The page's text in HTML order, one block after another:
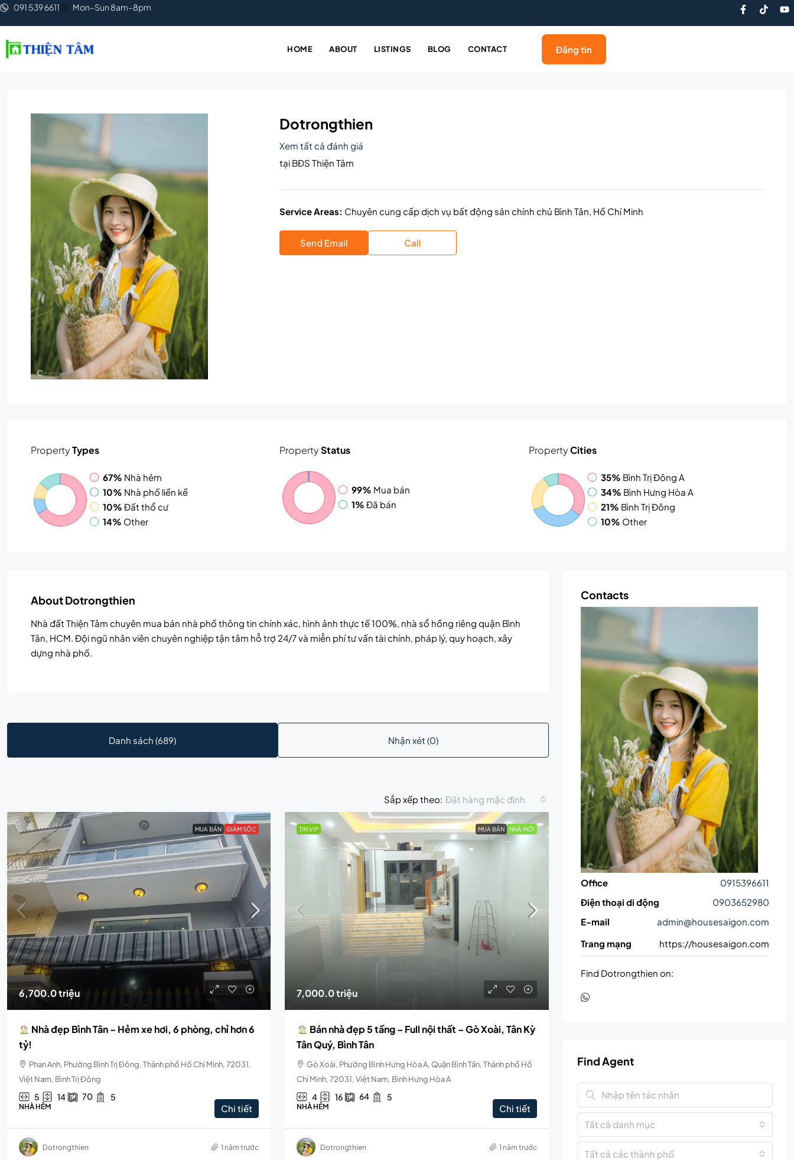
091 539 6611 Mon–Sun 8am–8pm
HOME ABOUT LISTINGS BLOG CONTACT Đăng tin
Dotrongthien
Xem tất cả đánh giá
tại BĐS Thiện Tâm
Service Areas: Chuyên cung cấp dịch vụ bất động sản chính chủ Bình Tân, Hồ Chí Minh
Send Email Call
PropertyTypes
67% Nhà hẻm
10% Nhà phố liền kề
10% Đất thổ cư
14% Other
PropertyStatus
99% Mua bán
1% Đã bán
PropertyCities
35% Bình Trị Đông A
34% Bình Hưng Hòa A
21% Bình Trị Đông
10% Other
About Dotrongthien
Nhà đất Thiện Tâm chuyên mua bán nhà phố thông tin chính xác, hình ảnh thực tế 100%, nhà sổ hồng riêng quận Bình
Tân, HCM. Đội ngũ nhân viên chuyên nghiệp tận tâm hỗ trợ 24/7 và miễn phí tư vấn tài chính, pháp lý, quy hoạch, xây
dựng nhà phố.
Danh sách (689) Nhận xét (0)
Sắp xếp theo: Đặt hàng mặc định
MUA BÁN GIẢM SỐC
6,700.0 triệu
Nhà đẹp Bình Tân – Hẻm xe hơi, 6 phòng, chỉ hơn 6
tỷ!
Phan Anh, Phường Bình Trị Đông, Thành phố Hồ Chí Minh, 72031,
Việt Nam, Bình Trị Đông
5 14 70 5
NHÀ HẺM Chi tiết
Dotrongthien 1 năm trước
TIN VIP MUA BÁN NHÀ MỚI
7,000.0 triệu
Bán nhà đẹp 5 tầng – Full nội thất – Gò Xoài, Tân Kỳ
Tân Quý, Bình Tân
Gò Xoài, Phường Bình Hưng Hòa A, Quận Bình Tân, Thành phố Hồ
Chí Minh, 72031, Việt Nam, Bình Hưng Hòa A
4 16 64 5
NHÀ HẺM Chi tiết
Dotrongthien 1 năm trước
Contacts
Office
0915396611
Điện thoại di động
0903652980
E-mail
admin@housesaigon.com
Trang mạng
https://housesaigon.com
Find Dotrongthien on:
Find Agent
Tất cả danh mục
Tất cả các thành phố